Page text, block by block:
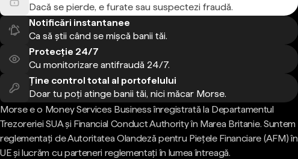
Dacă se pierde, e furate sau suspectezi fraudă.
Notificări instantanee
Ca să știi când se mișcă banii tăi.
Protecție 24/7
Cu monitorizare antifraudă 24/7.
Ține control total al portofelului
Doar tu poți atinge banii tăi, nici măcar Morse.
Morse e o Money Services Business înregistrată la Departamentul
Trezoreriei SUA și Financial Conduct Authority în Marea Britanie. Suntem
reglementați de Autoritatea Olandeză pentru Piețele Financiare (AFM) în
UE și lucrăm cu parteneri reglementați în lumea întreagă.